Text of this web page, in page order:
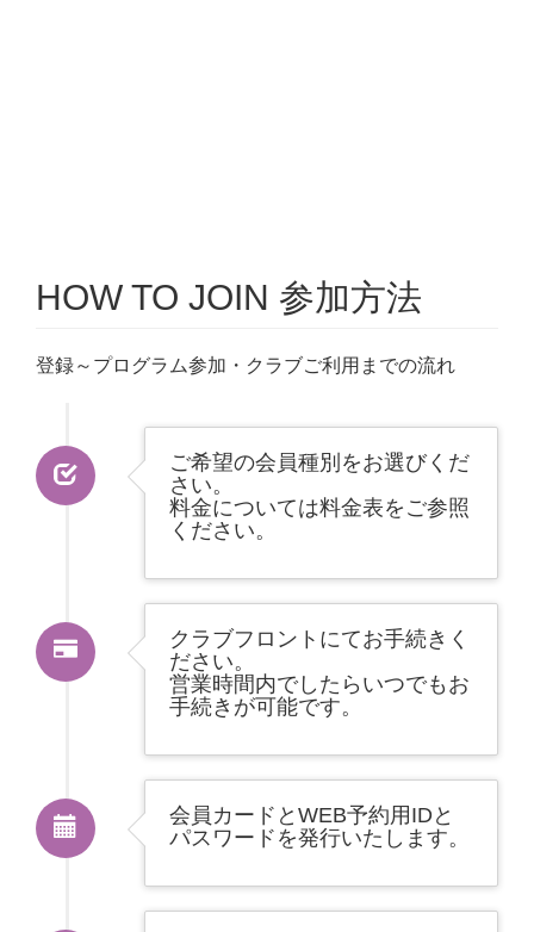
HOW TO JOIN 参加方法
登録～プログラム参加・クラブご利用までの流れ
ご希望の会員種別をお選びくだ
さい。
料金については料金表をご参照
ください。
クラブフロントにてお手続きく
ださい。
営業時間内でしたらいつでもお
手続きが可能です。
会員カードとWEB予約用IDと
パスワードを発行いたします。